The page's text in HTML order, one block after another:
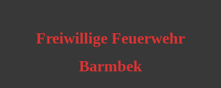
Freiwillige Feuerwehr
Barmbek